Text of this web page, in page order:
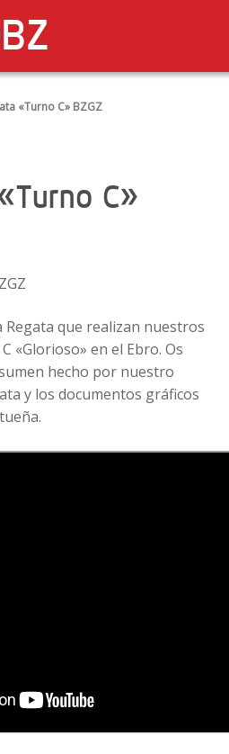
«Turno C» BZGZ
C»
Regata que realizan nuestros
«Glorioso» en el Ebro. Os
hecho por nuestro
y los documentos gráficos